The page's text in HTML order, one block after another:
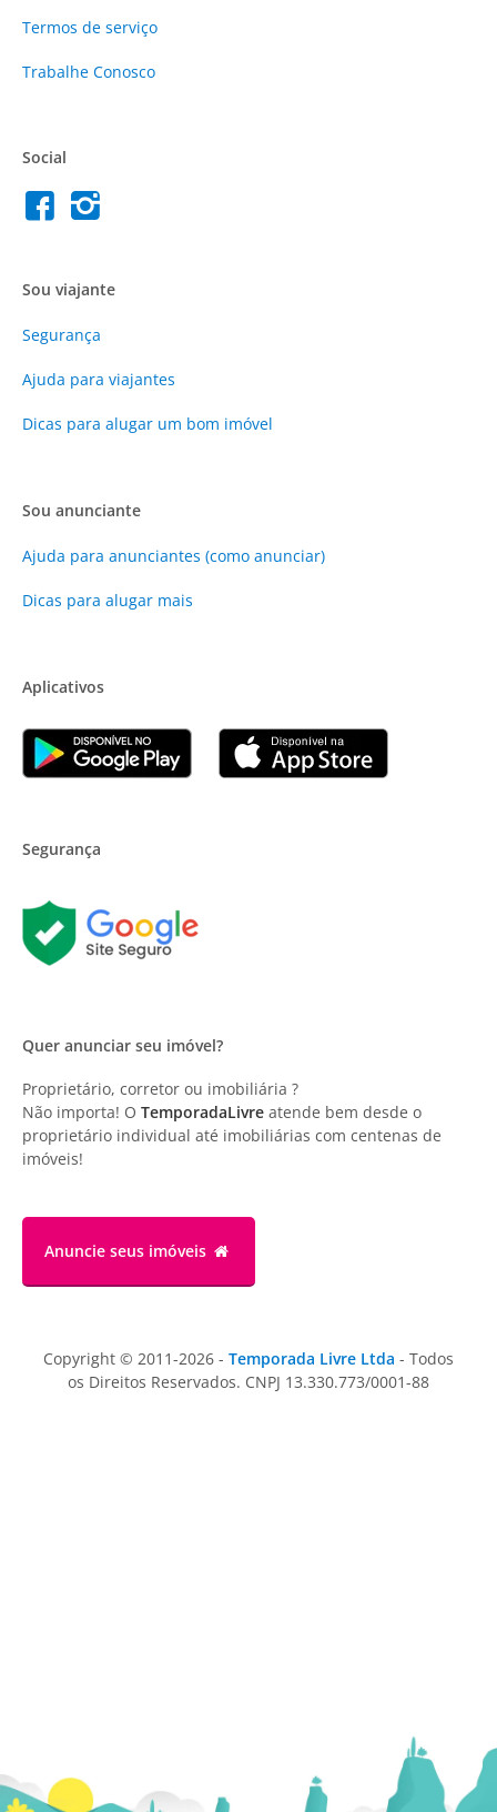
Termos de serviço
Trabalhe Conosco
Social
Sou viajante
Segurança
Ajuda para viajantes
Dicas para alugar um bom imóvel
Sou anunciante
Ajuda para anunciantes (como anunciar)
Dicas para alugar mais
Aplicativos
Segurança
Quer anunciar seu imóvel?
Proprietário, corretor ou imobiliária ?
Não importa! O TemporadaLivre atende bem desde o
proprietário individual até imobiliárias com centenas de
imóveis!
Anuncie seus imóveis
Copyright © 2011-2026 - Temporada Livre Ltda - Todos
os Direitos Reservados. CNPJ 13.330.773/0001-88